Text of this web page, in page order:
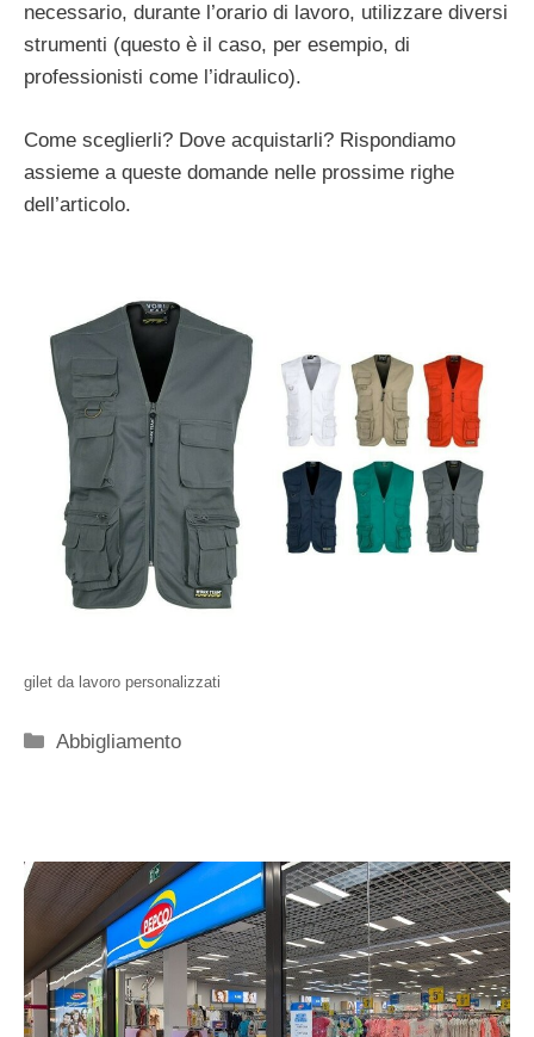
necessario, durante l’orario di lavoro, utilizzare diversi
strumenti (questo è il caso, per esempio, di
professionisti come l’idraulico).
Come sceglierli? Dove acquistarli? Rispondiamo
assieme a queste domande nelle prossime righe
dell’articolo.
gilet da lavoro personalizzati
Categorie
Abbigliamento